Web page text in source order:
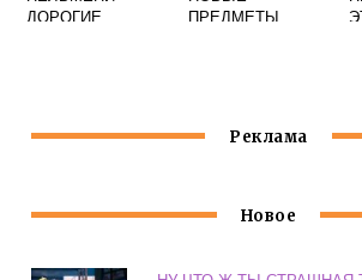
ДОРОГИЕ
ПРЕДМЕТЫ
Реклама
Новое